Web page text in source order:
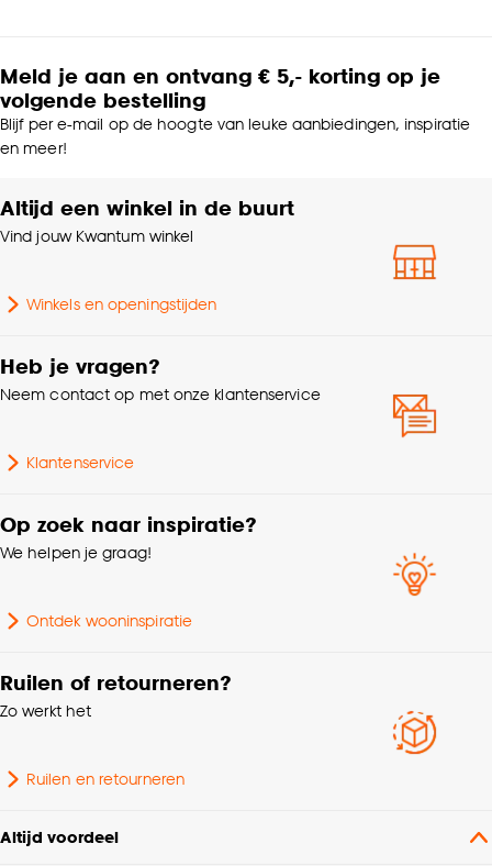
Meld je aan en ontvang € 5,- korting op je
volgende bestelling
Blijf per e-mail op de hoogte van leuke aanbiedingen, inspiratie
en meer!
Altijd een winkel in de buurt
Vind jouw Kwantum winkel
Winkels en openingstijden
Heb je vragen?
Neem contact op met onze klantenservice
Klantenservice
Op zoek naar inspiratie?
We helpen je graag!
Ontdek wooninspiratie
Ruilen of retourneren?
Zo werkt het
Ruilen en retourneren
Altijd voordeel